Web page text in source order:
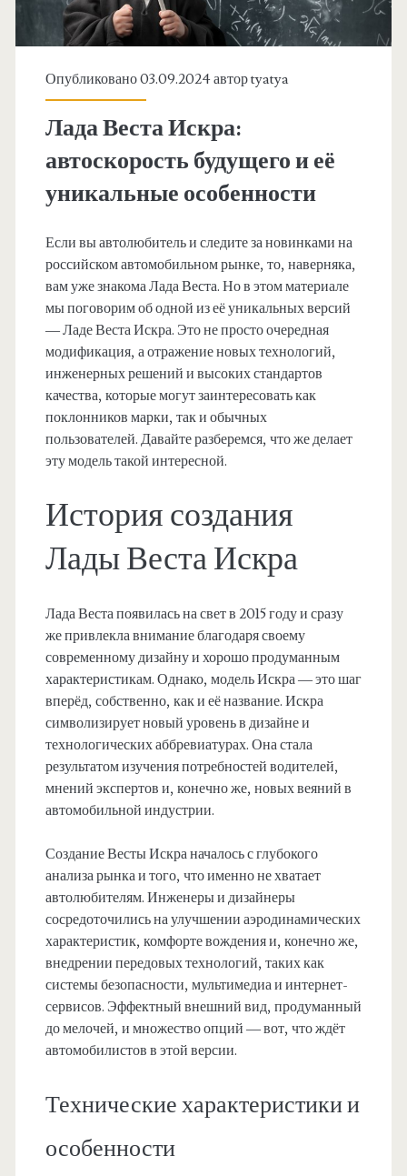
Опубликовано 03.09.2024 авторtyatya
Лада Веста Искра:
автоскорость будущего и её
уникальные особенности
Если вы автолюбитель и следите за новинками на
российском автомобильном рынке, то, наверняка,
вам уже знакома Лада Веста. Но в этом материале
мы поговорим об одной из её уникальных версий
— Ладе Веста Искра. Это не просто очередная
модификация, а отражение новых технологий,
инженерных решений и высоких стандартов
качества, которые могут заинтересовать как
поклонников марки, так и обычных
пользователей. Давайте разберемся, что же делает
эту модель такой интересной.
История создания
Лады Веста Искра
Лада Веста появилась на свет в 2015 году и сразу
же привлекла внимание благодаря своему
современному дизайну и хорошо продуманным
характеристикам. Однако, модель Искра — это шаг
вперёд, собственно, как и её название. Искра
символизирует новый уровень в дизайне и
технологических аббревиатурах. Она стала
результатом изучения потребностей водителей,
мнений экспертов и, конечно же, новых веяний в
автомобильной индустрии.
Создание Весты Искра началось с глубокого
анализа рынка и того, что именно не хватает
автолюбителям. Инженеры и дизайнеры
сосредоточились на улучшении аэродинамических
характеристик, комфорте вождения и, конечно же,
внедрении передовых технологий, таких как
системы безопасности, мультимедиа и интернет-
сервисов. Эффектный внешний вид, продуманный
до мелочей, и множество опций — вот, что ждёт
автомобилистов в этой версии.
Технические характеристики и
особенности